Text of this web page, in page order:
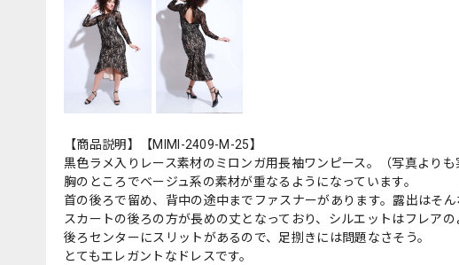
【商品説明】【MIMI-2409-M-25】
黒色ラメ入りレース素材のミロンガ用長袖ワンピース。（写真よりも
胸のところでベージュ系の素材が重なるようになっています。
首の後ろで留め、背中の途中までファスナーがあります。露出はそん
スカートの後ろの方が長めの丈となっており、シルエットはフレアの
後ろセンターにスリットがあるので、足捌きには問題なさそう。
とてもエレガントなドレスです。